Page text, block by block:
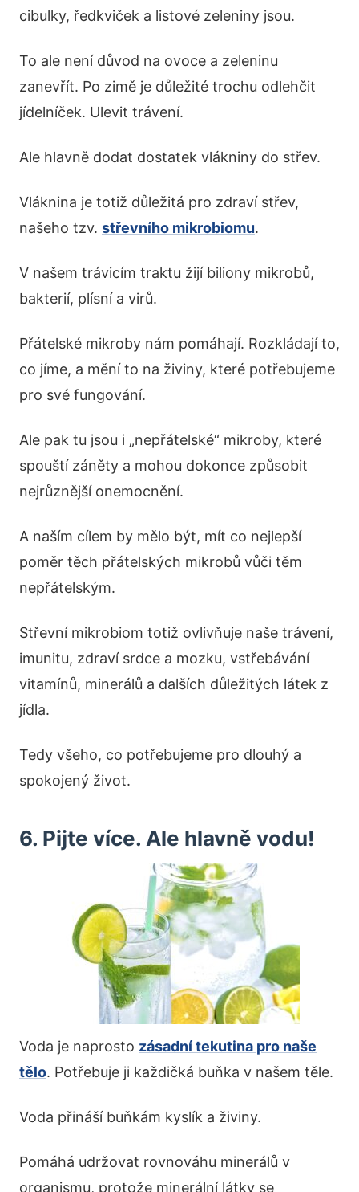
cibulky, ředkviček a listové zeleniny jsou.
To ale není důvod na ovoce a zeleninu
zanevřít. Po zimě je důležité trochu odlehčit
jídelníček. Ulevit trávení.
Ale hlavně dodat dostatek vlákniny do střev.
Vláknina je totiž důležitá pro zdraví střev,
našeho tzv. střevního mikrobiomu.
V našem trávicím traktu žijí biliony mikrobů,
bakterií, plísní a virů.
Přátelské mikroby nám pomáhají. Rozkládají to,
co jíme, a mění to na živiny, které potřebujeme
pro své fungování.
Ale pak tu jsou i „nepřátelské“ mikroby, které
spouští záněty a mohou dokonce způsobit
nejrůznější onemocnění.
A naším cílem by mělo být, mít co nejlepší
poměr těch přátelských mikrobů vůči těm
nepřátelským.
Střevní mikrobiom totiž ovlivňuje naše trávení,
imunitu, zdraví srdce a mozku, vstřebávání
vitamínů, minerálů a dalších důležitých látek z
jídla.
Tedy všeho, co potřebujeme pro dlouhý a
spokojený život.
6. Pijte více. Ale hlavně vodu!
Voda je naprosto zásadní tekutina pro naše
tělo. Potřebuje ji každičká buňka v našem těle.
Voda přináší buňkám kyslík a živiny.
Pomáhá udržovat rovnováhu minerálů v
organismu, protože minerální látky se